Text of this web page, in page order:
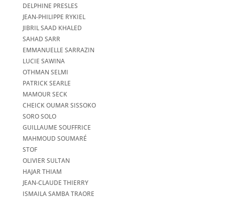
DELPHINE PRESLES
JEAN-PHILIPPE RYKIEL
JIBRIL SAAD KHALED
SAHAD SARR
EMMANUELLE SARRAZIN
LUCIE SAWINA
OTHMAN SELMI
PATRICK SEARLE
MAMOUR SECK
CHEICK OUMAR SISSOKO
SORO SOLO
GUILLAUME SOUFFRICE
MAHMOUD SOUMARÉ
STOF
OLIVIER SULTAN
HAJAR THIAM
JEAN-CLAUDE THIERRY
ISMAILA SAMBA TRAORE